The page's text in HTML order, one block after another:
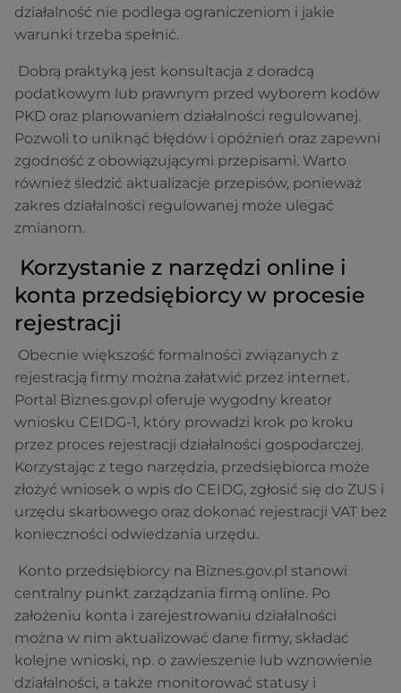
działalność nie podlega ograniczeniom i jakie
warunki trzeba spełnić.
Dobrą praktyką jest konsultacja z doradcą
podatkowym lub prawnym przed wyborem kodów
PKD oraz planowaniem działalności regulowanej.
Pozwoli to uniknąć błędów i opóźnień oraz zapewni
zgodność z obowiązującymi przepisami. Warto
również śledzić aktualizacje przepisów, ponieważ
zakres działalności regulowanej może ulegać
zmianom.
Korzystanie z narzędzi online i
konta przedsiębiorcy w procesie
rejestracji
Obecnie większość formalności związanych z
rejestracją firmy można załatwić przez internet.
Portal Biznes.gov.pl oferuje wygodny kreator
wniosku CEIDG-1, który prowadzi krok po kroku
przez proces rejestracji działalności gospodarczej.
Korzystając z tego narzędzia, przedsiębiorca może
złożyć wniosek o wpis do CEIDG, zgłosić się do ZUS i
urzędu skarbowego oraz dokonać rejestracji VAT bez
konieczności odwiedzania urzędu.
Konto przedsiębiorcy na Biznes.gov.pl stanowi
centralny punkt zarządzania firmą online. Po
założeniu konta i zarejestrowaniu działalności
można w nim aktualizować dane firmy, składać
kolejne wnioski, np. o zawieszenie lub wznowienie
działalności, a także monitorować statusy i